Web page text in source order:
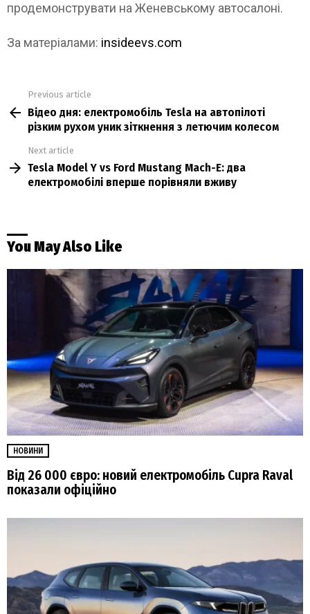
продемонструвати на Женевському автосалоні.
За матеріалами: insideevs.com
more
Previous article
Відео дня: електромобіль Tesla на автопілоті
різким рухом уник зіткнення з летючим колесом
Next article
Tesla Model Y vs Ford Mustang Mach-E: два
електромобілі вперше порівняли вживу
You May Also Like
НОВИНИ
Від 26 000 євро: новий електромобіль Cupra Raval
показали офіційно